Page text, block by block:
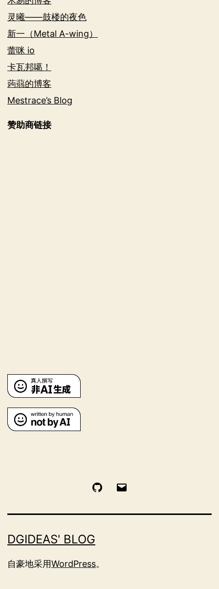
灵曦——鼓楼的夜色
新一（Metal A-wing）
蕾咪 io
卡瓦邦噶！
蒟蒻的博客
Mestrace’s Blog
赞助商链接
GitHub
DGIDEAS' BLOG
自豪地采用WordPress。